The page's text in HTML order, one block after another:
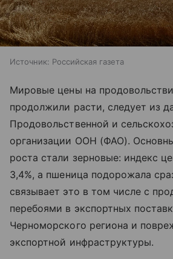
Источник: Российская газета
Мировые цены на
продолжили расти, следует из
Продовольственной и
организации ООН (ФАО).
роста стали зерновые: индекс
3,4%, а пшеница подорожала
связывает это в том числе с
перебоями в экспортных
Черноморского региона и
экспортной инфраструктуры.